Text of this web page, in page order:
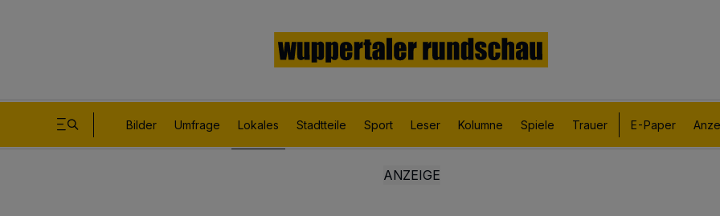
Bilder Umfrage Lokales Stadtteile Sport Leser Kolumne Spiele Trauer E-Paper